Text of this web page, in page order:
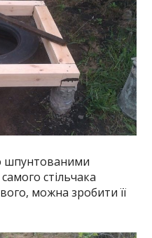
шпунтованими
стільчака
можна зробити її